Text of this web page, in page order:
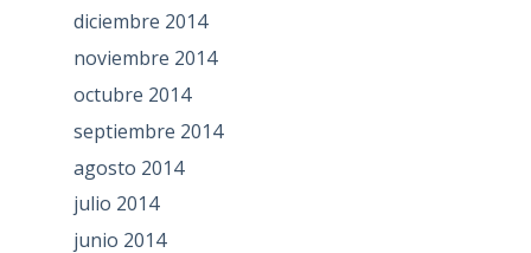
diciembre 2014
noviembre 2014
octubre 2014
septiembre 2014
agosto 2014
julio 2014
junio 2014